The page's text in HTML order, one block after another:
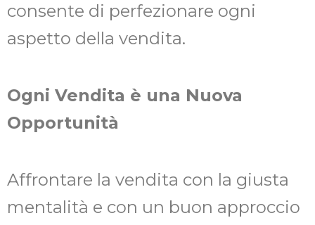
consente di perfezionare ogni
aspetto della vendita.
Ogni Vendita è una Nuova
Opportunità
Affrontare la vendita con la giusta
mentalità e con un buon approccio